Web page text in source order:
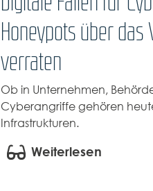
Honeypots über das
verraten
Ob in Unternehmen,
Cyberangriffe gehören
Infrastrukturen.
Weiterlesen